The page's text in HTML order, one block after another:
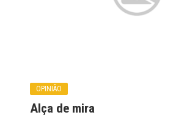
OPINIÃO
Alça de mira